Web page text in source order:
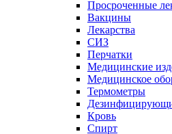
Просроченные
Вакцины
Лекарства
СИЗ
Перчатки
Медицинские
Медицинское
Термометры
Кровь
Спирт